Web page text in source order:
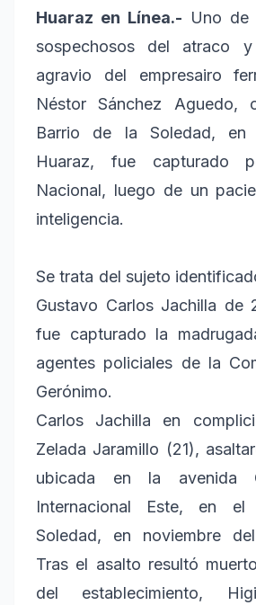
Huaraz en Línea.- Uno de
sospechosos del atraco
agravio del empresairo
Néstor Sánchez Aguedo,
Barrio de la Soledad,
Huaraz, fue capturado
Nacional, luego de un
inteligencia.
Se trata del sujeto
Gustavo Carlos Jachilla de
fue capturado la
agentes policiales de la
Gerónimo.
Carlos Jachilla en
Zelada Jaramillo (21),
ubicada en la avenida
Internacional Este, en
Soledad, en noviembre
Tras el asalto resultó
del establecimiento,